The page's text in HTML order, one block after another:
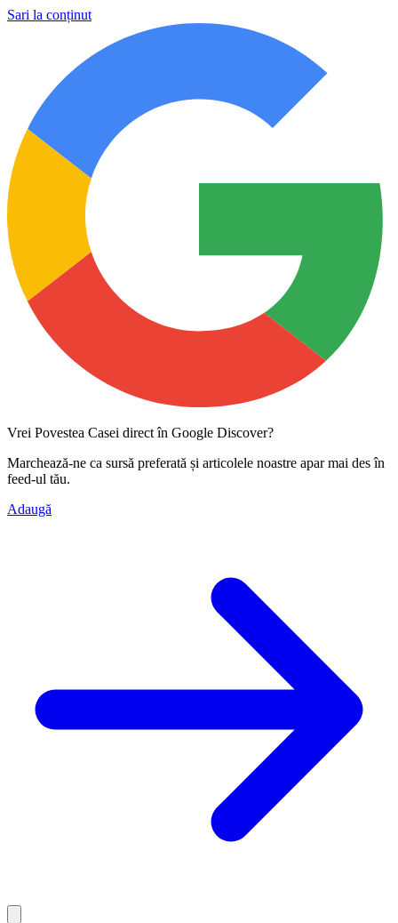
Sari la conținut
Vrei Povestea Casei direct în Google Discover?
Marchează-ne ca sursă preferată și articolele noastre apar mai des în
feed-ul tău.
Adaugă